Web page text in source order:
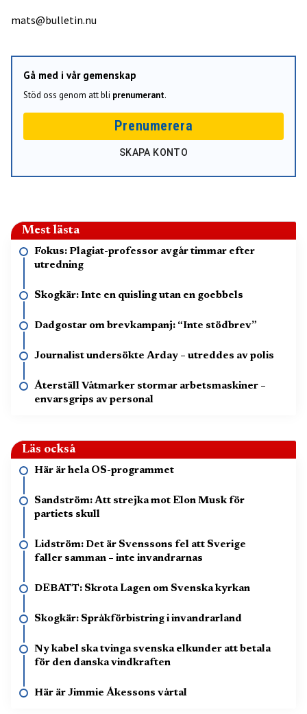
mats@bulletin.nu
Gå med i vår gemenskap
Stöd oss genom att bli prenumerant.
Prenumerera
SKAPA KONTO
Mest lästa
Fokus: Plagiat-professor avgår timmar efter
utredning
Skogkär: Inte en quisling utan en goebbels
Dadgostar om brevkampanj: “Inte stödbrev”
Journalist undersökte Arday – utreddes av polis
Återställ Våtmarker stormar arbetsmaskiner –
envarsgrips av personal
Läs också
Här är hela OS-programmet
Sandström: Att strejka mot Elon Musk för
partiets skull
Lidström: Det är Svenssons fel att Sverige
faller samman – inte invandrarnas
DEBATT: Skrota Lagen om Svenska kyrkan
Skogkär: Språkförbistring i invandrarland
Ny kabel ska tvinga svenska elkunder att betala
för den danska vindkraften
Här är Jimmie Åkessons vårtal